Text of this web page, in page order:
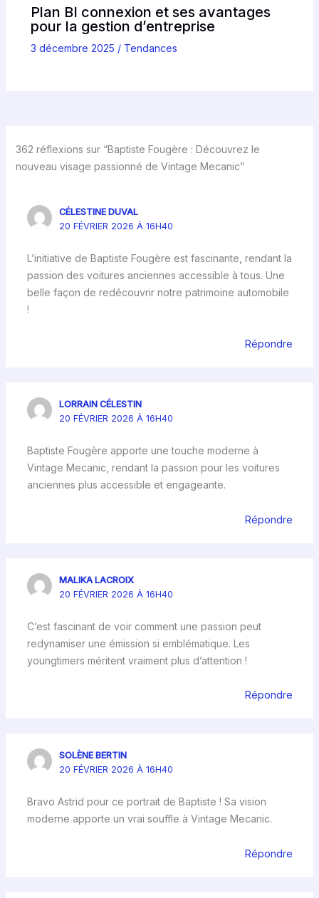
Plan BI connexion et ses avantages
pour la gestion d’entreprise
3 décembre 2025 / Tendances
362 réflexions sur “Baptiste Fougère : Découvrez le
nouveau visage passionné de Vintage Mecanic”
CÉLESTINE DUVAL
20 FÉVRIER 2026 À 16H40
L’initiative de Baptiste Fougère est fascinante, rendant la
passion des voitures anciennes accessible à tous. Une
belle façon de redécouvrir notre patrimoine automobile
!
Répondre
LORRAIN CÉLESTIN
20 FÉVRIER 2026 À 16H40
Baptiste Fougère apporte une touche moderne à
Vintage Mecanic, rendant la passion pour les voitures
anciennes plus accessible et engageante.
Répondre
MALIKA LACROIX
20 FÉVRIER 2026 À 16H40
C’est fascinant de voir comment une passion peut
redynamiser une émission si emblématique. Les
youngtimers méritent vraiment plus d’attention !
Répondre
SOLÈNE BERTIN
20 FÉVRIER 2026 À 16H40
Bravo Astrid pour ce portrait de Baptiste ! Sa vision
moderne apporte un vrai souffle à Vintage Mecanic.
Répondre